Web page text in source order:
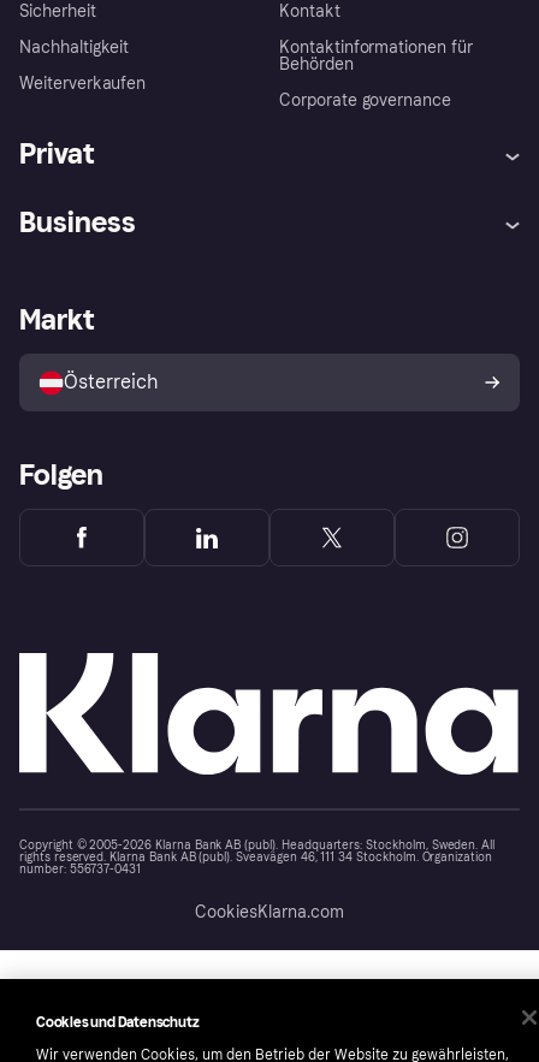
Sicherheit
Nachhaltigkeit
Weiterverkaufen
Kontakt
Kontaktinformationen für
Behörden
Corporate governance
Privat
Shops entdecken
Business
Händlerportal
Markt
Österreich
Folgen
Copyright © 2005-2026 Klarna Bank AB (publ). Headquarters: Stockholm, Sweden. All
rights reserved. Klarna Bank AB (publ). Sveavägen 46, 111 34 Stockholm. Organization
number: 556737-0431
CookiesKlarna.com
Cookies und Datenschutz
Wir verwenden Cookies, um den Betrieb der Website zu gewährleisten,